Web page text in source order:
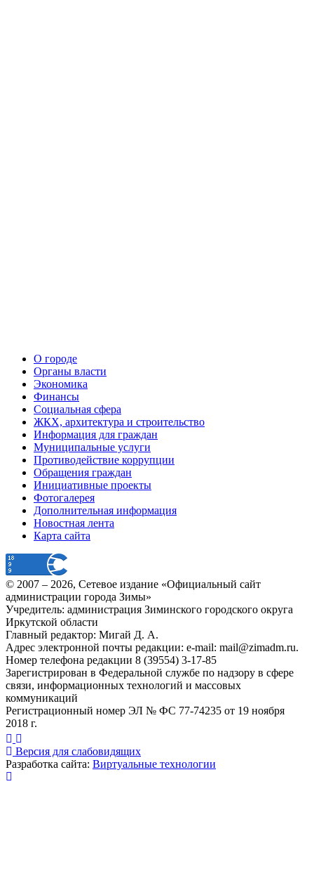
О городе
Органы власти
Экономика
Финансы
Социальная сфера
ЖКХ, архитектура и строительство
Информация для граждан
Муниципальные услуги
Противодействие коррупции
Обращения граждан
Инициативные проекты
Фотогалерея
Дополнительная информация
Новостная лента
Карта сайта
© 2007 – 2026, Сетевое издание «Официальный сайт
администрации города Зимы»
Учредитель: администрация Зиминского городского округа
Иркутской области
Главный редактор: Мигай Д. А.
Адрес электронной почты редакции: e-mail: mail@zimadm.ru.
Номер телефона редакции 8 (39554) 3-17-85
Зарегистрирован в Федеральной службе по надзору в сфере
связи, информационных технологий и массовых
коммуникаций
Регистрационный номер ЭЛ № ФС 77-74235 от 19 ноября
2018 г.
Версия для слабовидящих
Разработка сайта: Виртуальные технологии